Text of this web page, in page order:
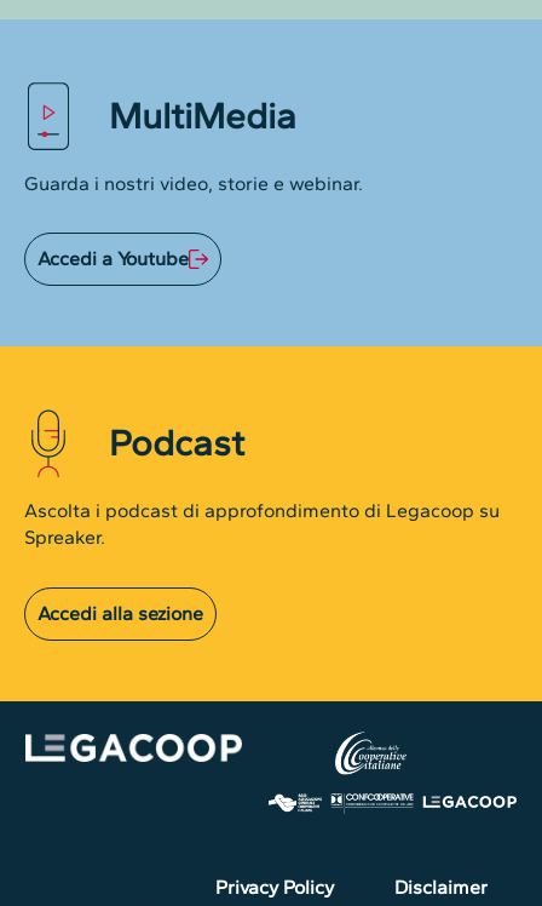
MultiMedia
Guarda i nostri video, storie e webinar.
Accedi a Youtube
Podcast
Ascolta i podcast di approfondimento di Legacoop su
Spreaker.
Accedi alla sezione
Privacy Policy
Disclaimer